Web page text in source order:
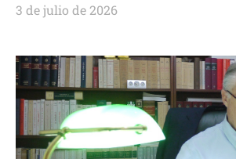
3 de julio de 2026